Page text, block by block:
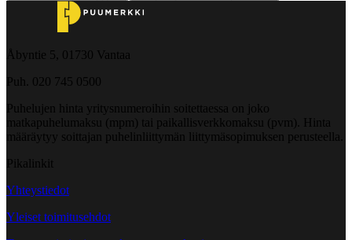
Åbyntie 5, 01730 Vantaa
Puh. 020 745 0500
Puhelujen hinta yritysnumeroihin soitettaessa on joko
matkapuhelumaksu (mpm) tai paikallisverkkomaksu (pvm). Hinta
määräytyy soittajan puhelinliittymän liittymäsopimuksen perusteella.
Pikalinkit
Yhteystiedot
Yleiset toimitusehdot